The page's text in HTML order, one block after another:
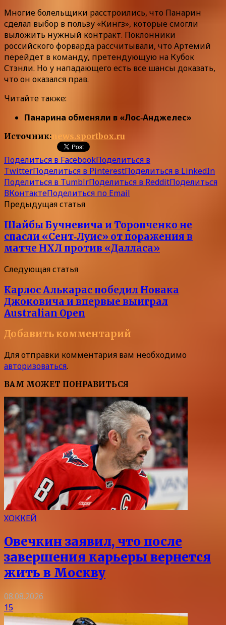
Многие болельщики расстроились, что Панарин
сделал выбор в пользу «Кингз», которые смогли
выложить нужный контракт. Поклонники
российского форварда рассчитывали, что Артемий
перейдет в команду, претендующую на Кубок
Стэнли. Но у нападающего есть все шансы доказать,
что он оказался прав.
Читайте также:
Панарина обменяли в «Лос‑Анджелес»
Источник:news.sportbox.ru
Поделиться в FacebookПоделиться в
TwitterПоделиться в PinterestПоделиться в LinkedIn
Поделиться в TumblrПоделиться в RedditПоделиться
ВКонтактеПоделиться по Email
Предыдущая статья
Шайбы Бучневича и Торопченко не
спасли «Сент‑Луис» от поражения в
матче НХЛ против «Далласа»
Следующая статья
Карлос Алькарас победил Новака
Джоковича и впервые выиграл
Australian Open
Добавить комментарий
Для отправки комментария вам необходимо
авторизоваться.
ВАМ МОЖЕТ ПОНРАВИТЬСЯ
ХОККЕЙ
Овечкин заявил, что после
завершения карьеры вернется
жить в Москву
08.08.2026
15